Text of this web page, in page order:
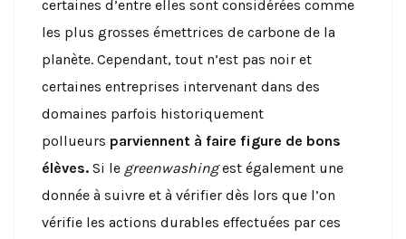
certaines d’entre elles sont considérées comme
les plus grosses émettrices de carbone de la
planète. Cependant, tout n’est pas noir et
certaines entreprises intervenant dans des
domaines parfois historiquement
pollueurs parviennent à faire figure de bons
élèves. Si le greenwashingest également une
donnée à suivre et à vérifier dès lors que l’on
vérifie les actions durables effectuées par ces